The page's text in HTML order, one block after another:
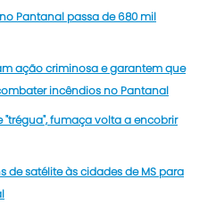
Pantanal passa de 680 mil
ação criminosa e garantem que
incêndios no Pantanal
"trégua", fumaça volta a encobrir
de satélite às cidades de MS para